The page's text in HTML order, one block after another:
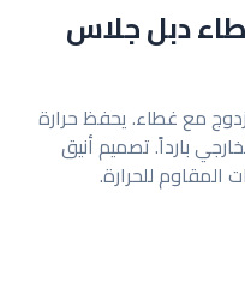
بالغطاء دبل جلاس
350 مل زجاج مزدوج مع غطاء. يحفظ حرارة
بارداً. تصميم أنيق
المقاوم للحرارة.